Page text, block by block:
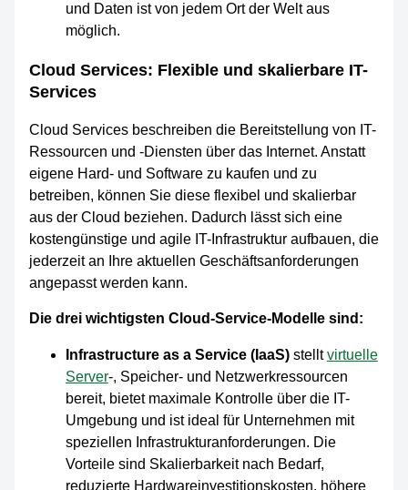
und Daten ist von jedem Ort der Welt aus
möglich.
Cloud Services: Flexible und skalierbare IT-
Services
Cloud Services beschreiben die Bereitstellung von IT-
Ressourcen und -Diensten über das Internet. Anstatt
eigene Hard- und Software zu kaufen und zu
betreiben, können Sie diese flexibel und skalierbar
aus der Cloud beziehen. Dadurch lässt sich eine
kostengünstige und agile IT-Infrastruktur aufbauen, die
jederzeit an Ihre aktuellen Geschäftsanforderungen
angepasst werden kann.
Die drei wichtigsten Cloud-Service-Modelle sind:
Infrastructure as a Service (IaaS) stelltvirtuelle
Server-, Speicher- und Netzwerkressourcen
bereit, bietet maximale Kontrolle über die IT-
Umgebung und ist ideal für Unternehmen mit
speziellen Infrastrukturanforderungen. Die
Vorteile sind Skalierbarkeit nach Bedarf,
reduzierte Hardwareinvestitionskosten, höhere